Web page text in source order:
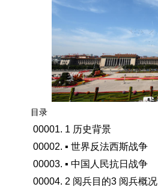
目录
00001. 1 历史背景
00002. ▪ 世界反法西斯战争
00003. ▪ 中国人民抗日战争
00004. 2 阅兵目的3 阅兵概况